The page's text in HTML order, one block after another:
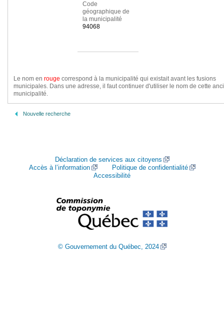
Code
géographique de
la municipalité
94068
Le nom en rouge correspond à la municipalité qui existait avant les fusions
municipales. Dans une adresse, il faut continuer d'utiliser le nom de cette
municipalité.
Nouvelle recherche
Déclaration de services aux citoyens
Accès à l’information
Politique de confidentialité
Accessibilité
© Gouvernement du Québec, 2024